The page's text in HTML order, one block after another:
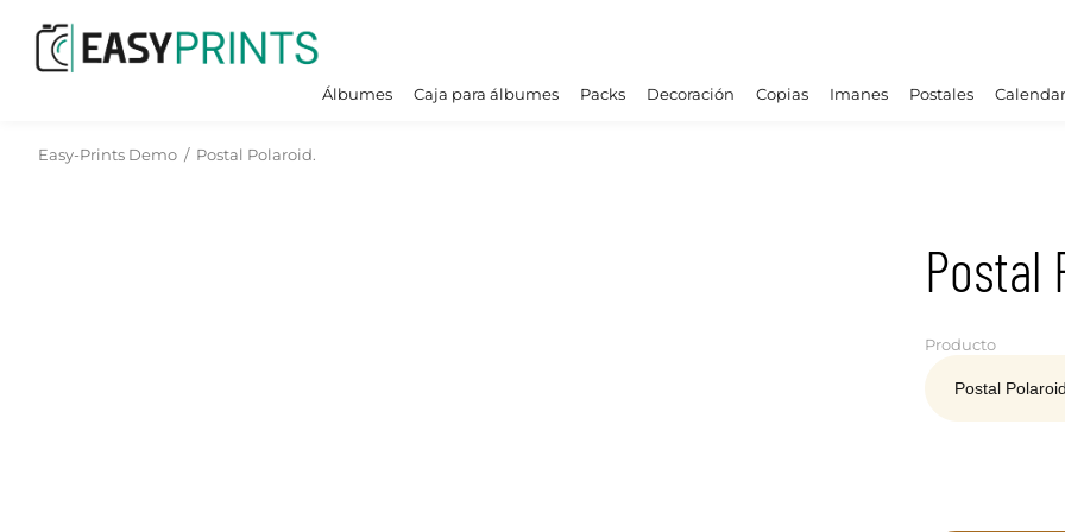
Álbumes Caja para álbumes Packs Decoración Copias Imanes Postales
Easy-Prints Demo / Postal Polaroid.
Postal
Producto